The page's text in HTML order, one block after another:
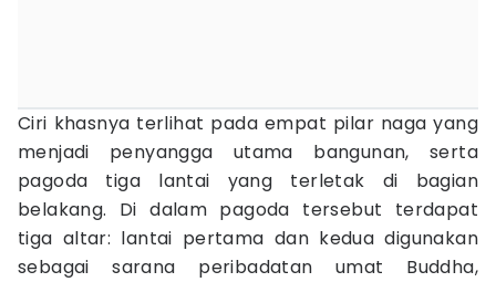
Ciri khasnya terlihat pada empat pilar naga yang
menjadi penyangga utama bangunan, serta
pagoda tiga lantai yang terletak di bagian
belakang. Di dalam pagoda tersebut terdapat
tiga altar: lantai pertama dan kedua digunakan
sebagai sarana peribadatan umat Buddha,